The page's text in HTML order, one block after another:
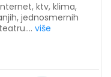
ktv, klima,
jednosmernih
više